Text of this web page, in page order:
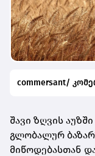
commersant/
შავი ზღვის
გლობალურ
მიწოდებასთან